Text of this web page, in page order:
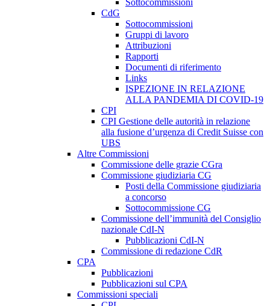
Sottocommissioni
CdG
Sottocommissioni
Gruppi di lavoro
Attribuzioni
Rapporti
Documenti di riferimento
Links
ISPEZIONE IN RELAZIONE
ALLA PANDEMIA DI COVID-19
CPI
CPI Gestione delle autorità in relazione
alla fusione d’urgenza di Credit Suisse con
UBS
Altre Commissioni
Commissione delle grazie CGra
Commissione giudiziaria CG
Posti della Commissione giudiziaria
a concorso
Sottocommissione CG
Commissione dell’immunità del Consiglio
nazionale CdI-N
Pubblicazioni CdI-N
Commissione di redazione CdR
CPA
Pubblicazioni
Pubblicazioni sul CPA
Commissioni speciali